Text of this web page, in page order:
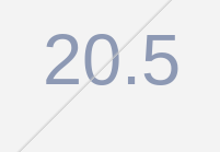
20.5